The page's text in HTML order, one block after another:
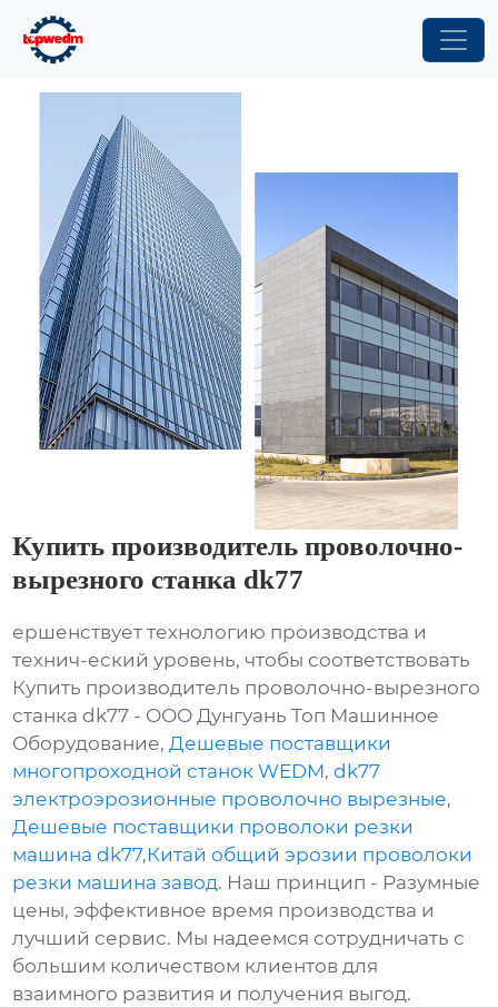
Купить производитель проволочно-
вырезного станка dk77
ершенствует технологию производства и
технич-еский уровень, чтобы соответствовать
Купить производитель проволочно-вырезного
станка dk77 - ООО Дунгуань Топ Машинное
Оборудование, Дешевые поставщики
многопроходной станок WEDM,dk77
электроэрозионные проволочно вырезные,
Дешевые поставщики проволоки резки
машина dk77,Китай общий эрозии проволоки
резки машина завод. Наш принцип - Разумные
цены, эффективное время производства и
лучший сервис. Мы надеемся сотрудничать с
большим количеством клиентов для
взаимного развития и получения выгод.